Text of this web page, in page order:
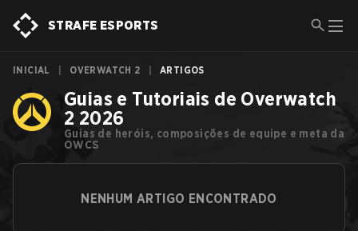
STRAFE ESPORTS
INICIAL OVERWATCH 2 ARTIGOS
Guias e Tutoriais de Overwatch
2 2026
Guias de heróis, composições de equipe e meta da
OWCS
NENHUM ARTIGO ENCONTRADO